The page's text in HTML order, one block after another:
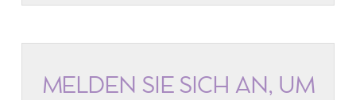
MELDEN SIE SICH AN, UM